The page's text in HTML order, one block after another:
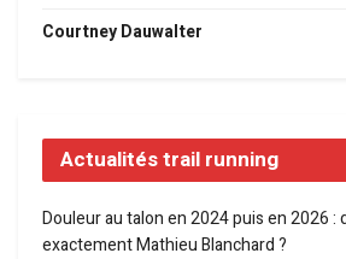
Courtney Dauwalter
Actualités trail running
Douleur au talon en 2024 puis en 2026 :
exactement Mathieu Blanchard ?